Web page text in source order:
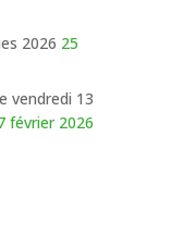
2026 25
vendredi 13
février 2026